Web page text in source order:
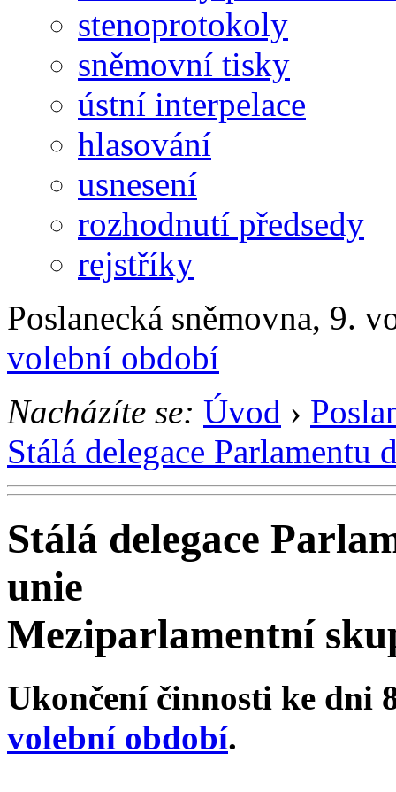
stenoprotokoly
sněmovní tisky
ústní interpelace
hlasování
usnesení
rozhodnutí předsedy
rejstříky
Poslanecká sněmovna, 9.
volební období
Nacházíte se: Úvod ›
Stálá delegace
Stálá delegace
unie
Meziparlamentní
Ukončení činnosti ke dni
volební období.